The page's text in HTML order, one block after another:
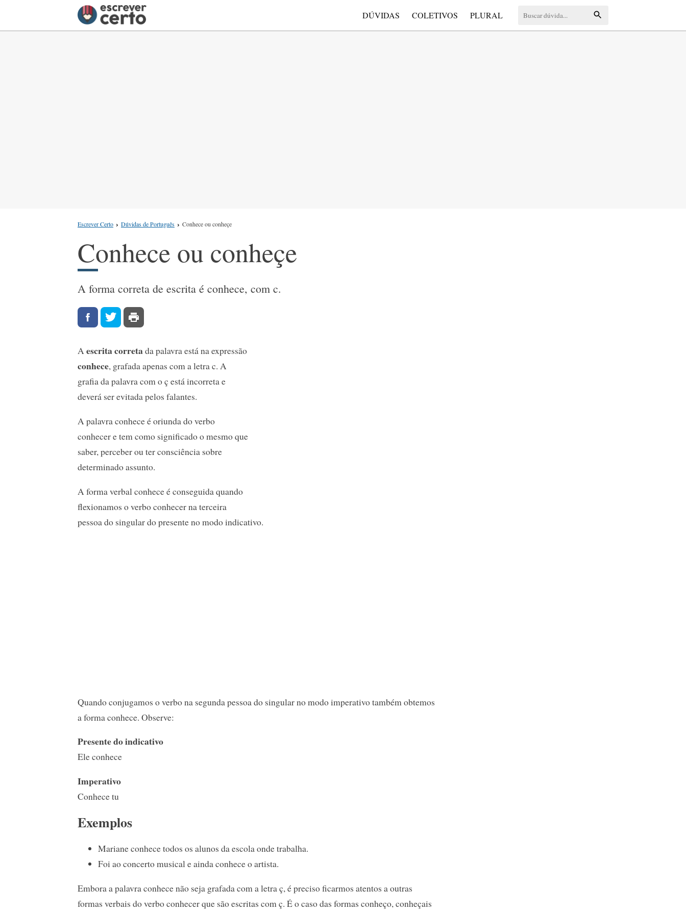
DÚVIDAS COLETIVOS PLURAL
Escrever Certo Dúvidas de Português Conhece ou conheçe
Conhece ou conheçe
A forma correta de escrita é conhece, com c.
Aescrita corretada palavra está na expressão
conhece, grafada apenas com a letra c. A
grafia da palavra com o ç está incorreta e
deverá ser evitada pelos falantes.
A palavra conhece é oriunda do verbo
conhecer e tem como significado o mesmo que
saber, perceber ou ter consciência sobre
determinado assunto.
A forma verbal conhece é conseguida quando
flexionamos o verbo conhecer na terceira
pessoa do singular do presente no modo indicativo.
Quando conjugamos o verbo na segunda pessoa do singular no modo imperativo também obtemos
a forma conhece. Observe:
Presente do indicativo
Ele conhece
Imperativo
Conhece tu
Exemplos
Mariane conhece todos os alunos da escola onde trabalha.
Foi ao concerto musical e ainda conhece o artista.
Embora a palavra conhece não seja grafada com a letra ç, é preciso ficarmos atentos a outras
formas verbais do verbo conhecer que são escritas com ç. É o caso das formas conheço, conheçais